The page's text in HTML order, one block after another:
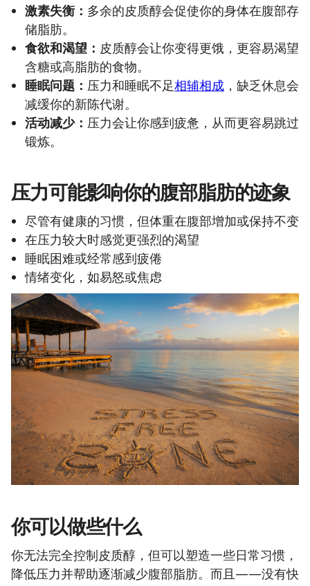
激素失衡： 多余的皮质醇会促使你的身体在腹部存
储脂肪。
食欲和渴望： 皮质醇会让你变得更饿，更容易渴望
含糖或高脂肪的食物。
睡眠问题： 压力和睡眠不足相辅相成 ，缺乏休息会
减缓你的新陈代谢。
活动减少： 压力会让你感到疲惫，从而更容易跳过
锻炼。
压力可能影响你的腹部脂肪的迹象
尽管有健康的习惯，但体重在腹部增加或保持不变
在压力较大时感觉更强烈的渴望
睡眠困难或经常感到疲倦
情绪变化，如易怒或焦虑
你可以做些什么
你无法完全控制皮质醇，但可以塑造一些日常习惯，
降低压力并帮助逐渐减少腹部脂肪。而且——没有快